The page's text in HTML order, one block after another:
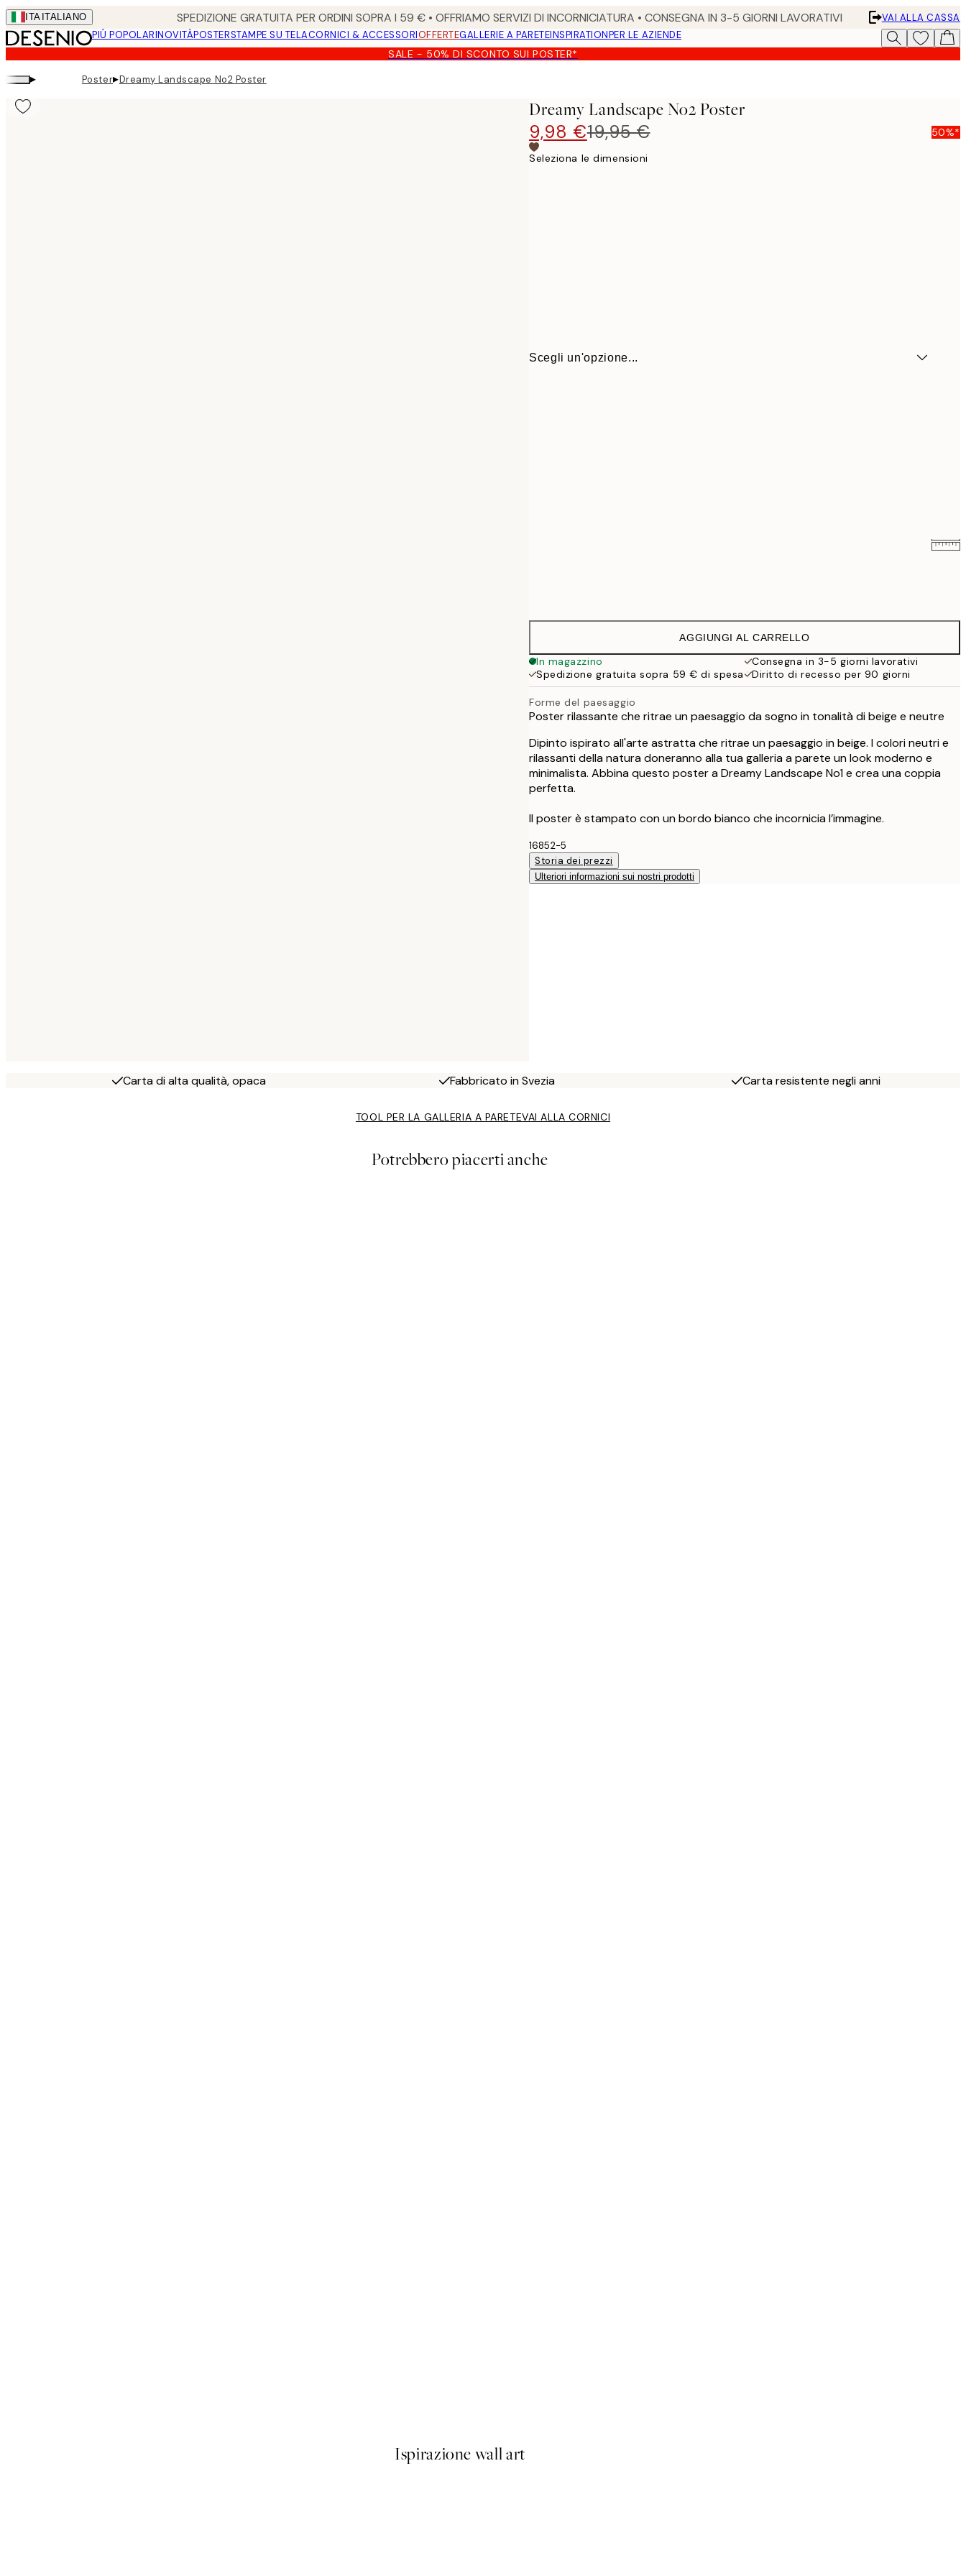
Skip
to
main
content.
ITA ITALIANO SPEDIZIONE GRATUITA PER ORDINI SOPRA I 59 € • OFFRIAMO SERVIZI DI INCORNICIATURA • CONSEGNA IN 3-5 GIORNI LAVORATIVI
VAI ALLA CASSA
PIÚ POPOLARINOVITÀPOSTERSTAMPE SU TELACORNICI & ACCESSORIOFFERTEGALLERIE A PARETEINSPIRATIONPER LE AZIENDE
SALE - 50% DI SCONTO SUI POSTER*
▸ Poster▸Dreamy Landscape No2 Poster
Dreamy Landscape No2 Poster
9,98 €19,95 € 50%*
Seleziona le dimensioni
Scegli un'opzione...
32,45 €
AGGIUNGI AL CARRELLO
In magazzino
Consegna in 3-5 giorni lavorativi
Spedizione gratuita sopra 59 € di spesa
Diritto di recesso per 90 giorni
Forme del paesaggio
Poster rilassante che ritrae un paesaggio da sogno in tonalità di beige e neutre
Dipinto ispirato all'arte astratta che ritrae un paesaggio in beige. I colori neutri e
rilassanti della natura doneranno alla tua galleria a parete un look moderno e
minimalista. Abbina questo poster a Dreamy Landscape No1 e crea una coppia
perfetta.
Il poster è stampato con un bordo bianco che incornicia l’immagine.
16852-5
Storia dei prezzi
Ulteriori informazioni sui nostri prodotti
Carta di alta qualità, opaca Fabbricato in Svezia Carta resistente negli anni
TOOL PER LA GALLERIA A PARETEVAI ALLA CORNICI
Potrebbero piacerti anche
Ispirazione wall art